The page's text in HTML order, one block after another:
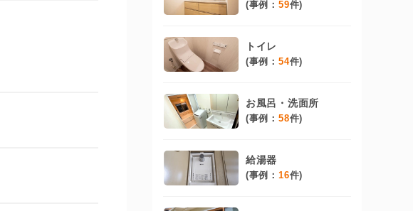
(事例： 59件)
トイレ
(事例： 54件)
お風呂・洗面所
(事例： 58件)
給湯器
(事例： 16件)